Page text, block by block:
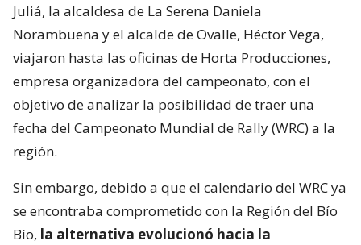
Juliá, la alcaldesa de La Serena Daniela
Norambuena y el alcalde de Ovalle, Héctor Vega,
viajaron hasta las oficinas de Horta Producciones,
empresa organizadora del campeonato, con el
objetivo de analizar la posibilidad de traer una
fecha del Campeonato Mundial de Rally (WRC) a la
región.
Sin embargo, debido a que el calendario del WRC ya
se encontraba comprometido con la Región del Bío
Bío, la alternativa evolucionó hacia la